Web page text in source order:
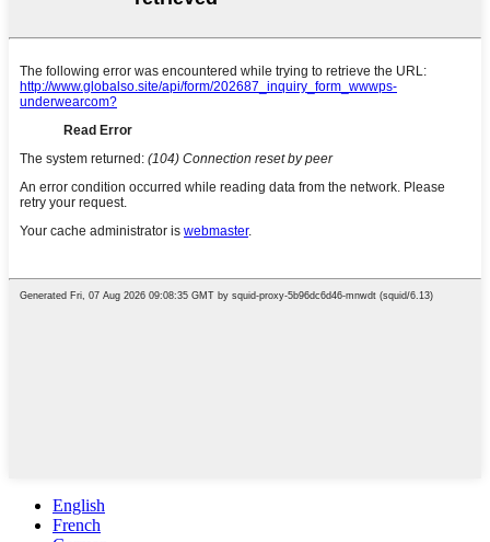
English
French